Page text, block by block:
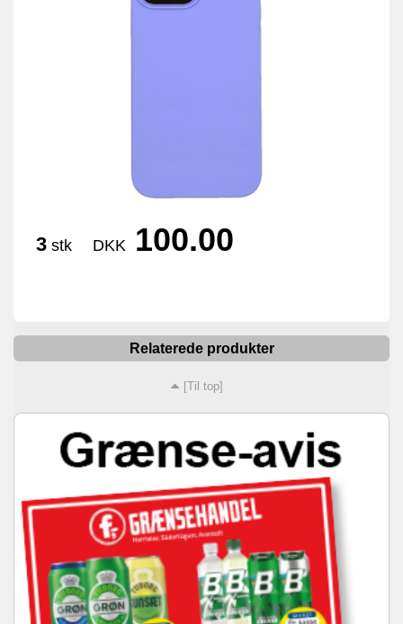
3 stk DKK 100.00
Relaterede produkter
[Til top]